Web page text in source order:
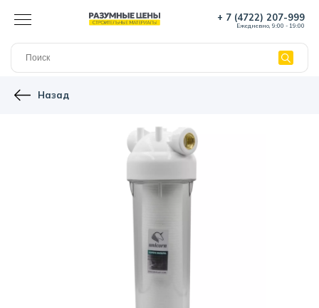
+ 7 (4722) 207-999
Ежедневно, 9:00 - 19:00
Назад